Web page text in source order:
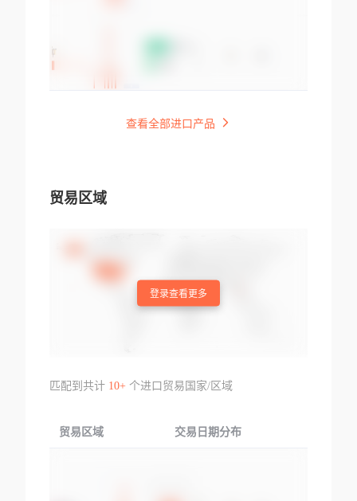
查看全部进口产品
贸易区域
登录查看更多
匹配到共计 10+个进口贸易国家/区域
贸易区域 交易日期分布